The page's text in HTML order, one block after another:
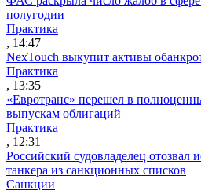
полугодии
Практика
, 14:47
NexTouch выкупит активы
Практика
, 13:35
«Евротранс» перешел в
выпускам облигаций
Практика
, 12:31
Российский судовладелец отозвал
танкера из санкционных списков
Санкции